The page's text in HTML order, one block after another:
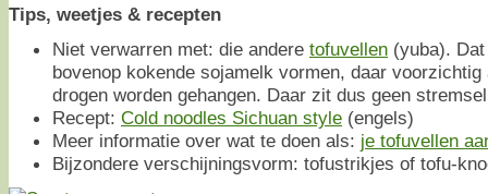
Tips, weetjes & recepten
Niet verwarren met: die andere tofuvellen (yuba).
bovenop kokende sojamelk vormen, daar
drogen worden gehangen. Daar zit dus geen
Recept: Cold noodles Sichuan style (engels)
Meer informatie over wat te doen als: je tofuvellen
Bijzondere verschijningsvorm: tofustrikjes of tofu-